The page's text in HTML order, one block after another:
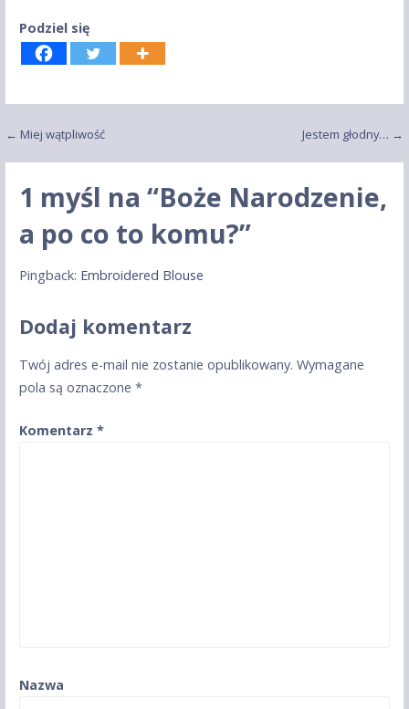
Podziel się
Nawigacja
wpisu
← Miej wątpliwość Jestem głodny… →
1 myśl na “Boże Narodzenie,
a po co to komu?”
Pingback: Embroidered Blouse
Dodaj komentarz
Twój adres e-mail nie zostanie opublikowany. Wymagane
pola są oznaczone *
Komentarz *
Nazwa